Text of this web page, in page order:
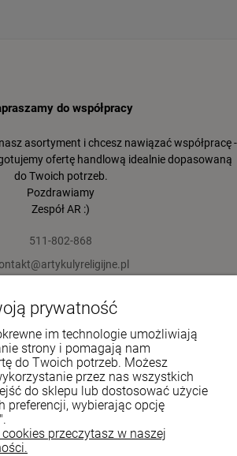
do współpracy
asortyment i chcesz nawiązać współpracę -
ofertę handlową idealnie dopasowaną
do Twoich potrzeb.
Pozdrawiamy
Zespół AR :)
511-802-868
Pomoc
Moje konto
Płatności i dostawa
Informacje
O nas
prywatność
im technologie umożliwiają
strony i pomagają nam
do Twoich potrzeb. Możesz
przez nas wszystkich
do sklepu lub dostosować użycie
preferencji, wybierając opcję
przeczytasz w naszej